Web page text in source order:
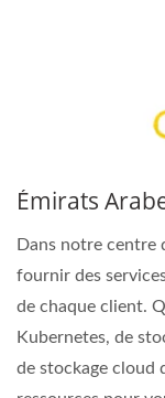
Émirats
Dans notre centre
fournir des
de chaque client.
Kubernetes, de
de stockage cloud